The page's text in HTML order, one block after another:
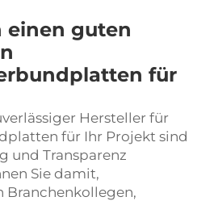
einen guten
für
Hersteller für
für Ihr Projekt sind
und Transparenz
Sie damit,
Branchenkollegen,